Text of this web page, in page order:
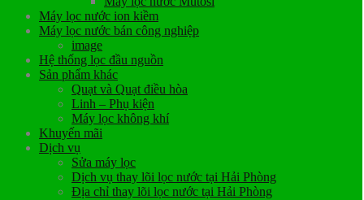
Máy lọc nước ion kiềm
Máy lọc nước bán công nghiệp
image
Hệ thống lọc đầu nguồn
Sản phẩm khác
Quạt và Quạt điều hòa
Linh – Phụ kiện
Máy lọc không khí
Khuyến mãi
Dịch vụ
Sửa máy lọc
Dịch vụ thay lõi lọc nước tại Hải Phòng
Địa chỉ thay lõi lọc nước tại Hải Phòng